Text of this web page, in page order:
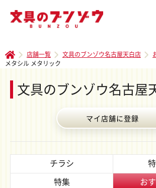
店舗一覧 文具のブンゾウ名古屋天白店
メタシル メタリック
文具のブンゾウ名古屋
マイ店舗に登録
チラシ
特集
お